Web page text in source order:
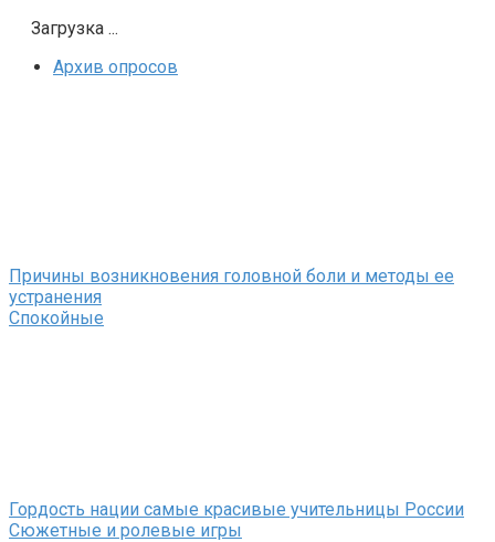
Загрузка ...
Архив опросов
Причины возникновения головной боли и методы ее
устранения
Спокойные
Гордость нации самые красивые учительницы России
Сюжетные и ролевые игры